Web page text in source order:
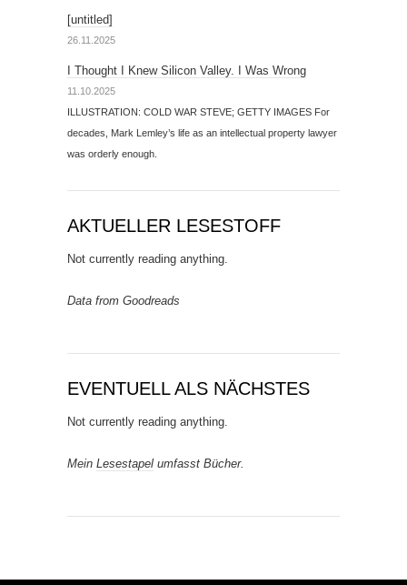
[untitled]
26.11.2025
I Thought I Knew Silicon Valley. I Was Wrong
11.10.2025
ILLUSTRATION: COLD WAR STEVE; GETTY IMAGES For
decades, Mark Lemley’s life as an intellectual property lawyer
was orderly enough.
AKTUELLER LESESTOFF
Not currently reading anything.
Data from Goodreads
EVENTUELL ALS NÄCHSTES
Not currently reading anything.
Mein Lesestapel umfasst Bücher.